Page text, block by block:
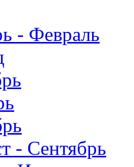
- Февраль
- Сентябрь